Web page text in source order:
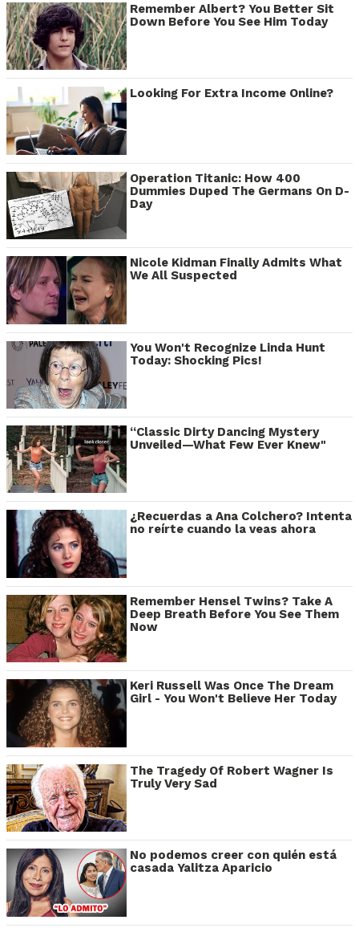
Remember Albert? You Better Sit
Down Before You See Him Today
Looking For Extra Income Online?
Operation Titanic: How 400
Dummies Duped The Germans On D-
Day
Nicole Kidman Finally Admits What
We All Suspected
You Won't Recognize Linda Hunt
Today: Shocking Pics!
“Classic Dirty Dancing Mystery
Unveiled—What Few Ever Knew"
¿Recuerdas a Ana Colchero? Intenta
no reírte cuando la veas ahora
Remember Hensel Twins? Take A
Deep Breath Before You See Them
Now
Keri Russell Was Once The Dream
Girl - You Won't Believe Her Today
The Tragedy Of Robert Wagner Is
Truly Very Sad
No podemos creer con quién está
casada Yalitza Aparicio